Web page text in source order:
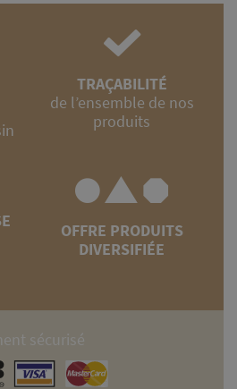
TRAÇABILITÉ
de l’ensemble de nos
produits
OFFRE PRODUITS
DIVERSIFIÉE
sécurisé